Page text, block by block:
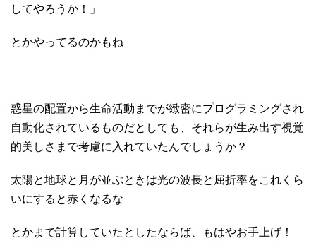
してやろうか！」
とかやってるのかもね
惑星の配置から生命活動までが緻密にプログラミングされ
自動化されているものだとしても、それらが生み出す視覚
的美しさまで考慮に入れていたんでしょうか？
太陽と地球と月が並ぶときは光の波長と屈折率をこれくら
いにすると赤くなるな
とかまで計算していたとしたならば、もはやお手上げ！